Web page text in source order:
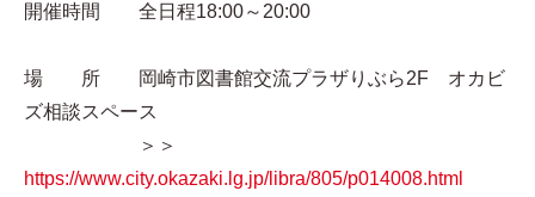
開催時間 全日程18:00～20:00
場 所 岡崎市図書館交流プラザりぶら2F オカビ
ズ相談スペース
＞＞
https://www.city.okazaki.lg.jp/libra/805/p014008.html